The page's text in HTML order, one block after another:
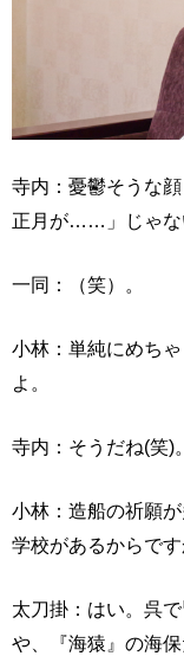
寺内：憂鬱そうな
正月が……」じゃな
一同：（笑）。
小林：単純にめち
よ。
寺内：そうだね(笑)。
小林：造船の祈願
学校があるからです
太刀掛：はい。呉
や、『海猿』の海